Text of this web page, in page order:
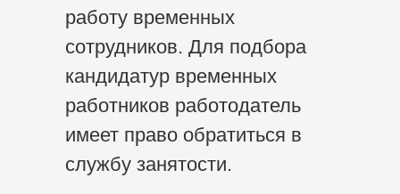
работу временных
сотрудников. Для подбора
кандидатур временных
работников работодатель
имеет право обратиться в
службу занятости.